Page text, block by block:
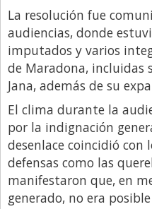
Millonarios
Minuto Lanzamiento
Negocios
Opinion
País
Política
Publicidad y Marketing
Real Estate y Propiedades
La resolución fue
audiencias, donde
imputados y varios
de Maradona, incluidas
Jana, además de su
El clima durante la
por la indignación
desenlace coincidió
defensas como las
manifestaron que, en
generado, no era